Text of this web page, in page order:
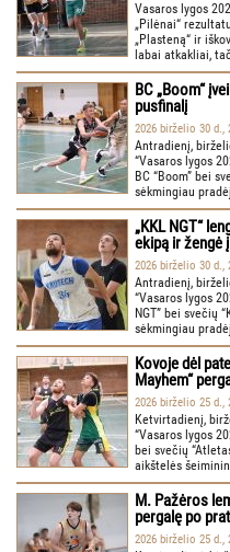
Vasaros lygos
„Pilėnai“
„Plasteną“ ir
labai atkakliai,
BC „Boom“
pusfinalį
2026 birželio 30 d.,
Antradienį,
“Vasaros lygos
BC “Boom” bei
sėkmingiau
„KKL NGT“
ekipą ir žengė
2026 birželio 30 d.,
Antradienį,
“Vasaros lygos
NGT” bei svečių
sėkmingiau
Kovoje dėl
Mayhem“
2026 birželio 25 d.,
Ketvirtadienį,
“Vasaros lygos
bei svečių
aikštelės
M. Pažėros
pergalę po
2026 birželio 25 d.,